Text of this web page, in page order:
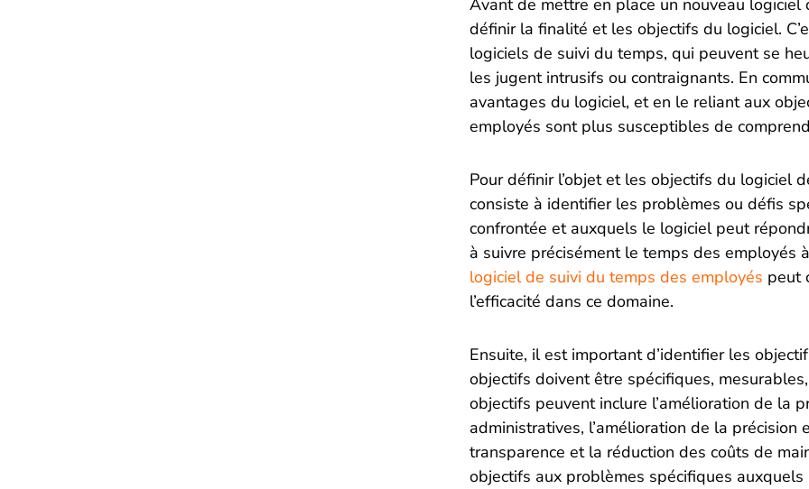
Avant de mettre en place un nouveau logiciel
définir la finalité et les objectifs du logiciel.
logiciels de suivi du temps, qui peuvent se
les jugent intrusifs ou contraignants. En
avantages du logiciel, et en le reliant aux
employés sont plus susceptibles de
Pour définir l’objet et les objectifs du logiciel
consiste à identifier les problèmes ou défis
confrontée et auxquels le logiciel peut
à suivre précisément le temps des employés
logiciel de suivi du temps des employés peut
l’efficacité dans ce domaine.
Ensuite, il est important d’identifier les
objectifs doivent être spécifiques,
objectifs peuvent inclure l’amélioration de la
administratives, l’amélioration de la précision
transparence et la réduction des coûts de
objectifs aux problèmes spécifiques auxquels